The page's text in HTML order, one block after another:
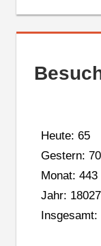
Heute: 65
Gestern: 70
Monat: 443
Jahr:
Insgesamt: